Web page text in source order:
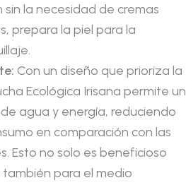
la necesidad de cremas
prepara la piel para la
Con un diseño que prioriza la
Ecológica Irisana permite un
agua y energía, reduciendo
en comparación con las
Esto no solo es beneficioso
también para el medio